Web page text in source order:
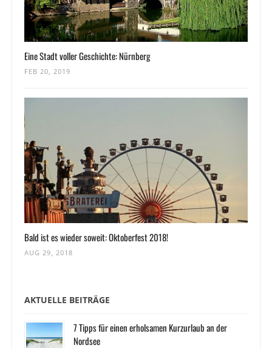
Eine Stadt voller Geschichte: Nürnberg
FEB 20, 2019
Bald ist es wieder soweit: Oktoberfest 2018!
AUG 29, 2018
AKTUELLE BEITRÄGE
7 Tipps für einen erholsamen Kurzurlaub an der
Nordsee